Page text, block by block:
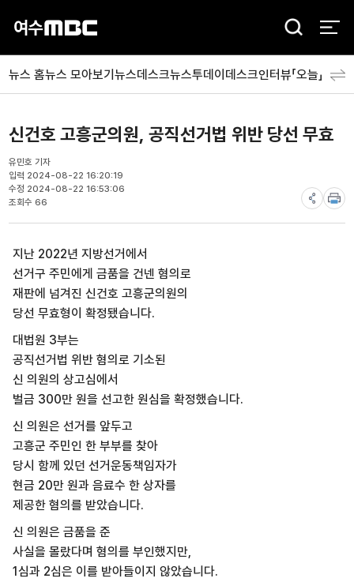
검
뉴스 홈뉴스 모아보기뉴스데스크뉴스투데이데스크인터뷰「오늘」 분야
신건호 고흥군의원, 공직선거법 위반 당선 무효
유민호 기자
입력 2024-08-22 16:20:19
수정 2024-08-22 16:53:06
조회수 66
지난 2022년 지방선거에서
선거구 주민에게 금품을 건넨 혐의로
재판에 넘겨진 신건호 고흥군의원의
당선 무효형이 확정됐습니다.
대법원 3부는
공직선거법 위반 혐의로 기소된
신 의원의 상고심에서
벌금 300만 원을 선고한 원심을 확정했습니다.
신 의원은 선거를 앞두고
고흥군 주민인 한 부부를 찾아
당시 함께 있던 선거운동책임자가
현금 20만 원과 음료수 한 상자를
제공한 혐의를 받았습니다.
신 의원은 금품을 준
사실을 몰랐다며 혐의를 부인했지만,
1심과 2심은 이를 받아들이지 않았습니다.